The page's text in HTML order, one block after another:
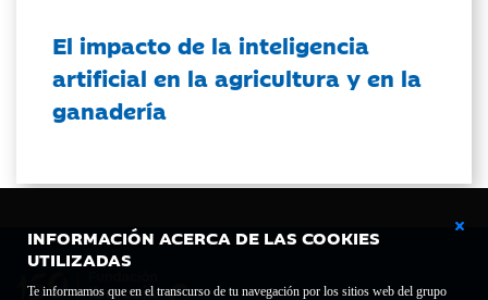
INFORMACIÓN ACERCA DE LAS COOKIES
UTILIZADAS
Te informamos que en el transcurso de tu navegación por los sitios web del grupo
El impacto de la inteligencia
artificial en la agricultura y en la
ganadería